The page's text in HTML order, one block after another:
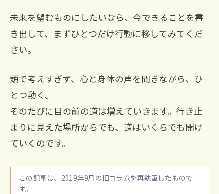
未来を望むものにしたいなら、今できることを書
き出して、まずひとつだけ行動に移してみてくだ
さい。
頭で考えすぎず、心と身体の声を聞きながら、ひ
とつ動く。
そのたびに目の前の道は増えていきます。行き止
まりに見えた場所からでも、道はいくらでも開け
ていくのです。
この記事は、2019年9月の旧コラムを再執筆したもので
す。